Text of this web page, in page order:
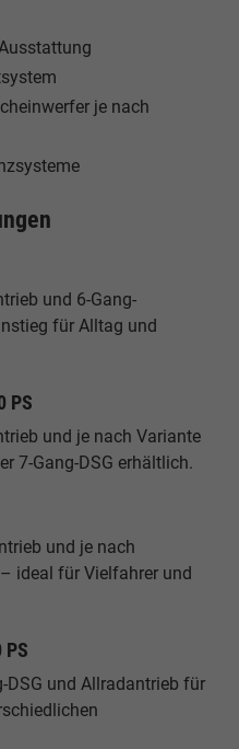
je nach
und 6-Gang-
für Alltag und
PS
und je nach Variante
7-Gang-DSG erhältlich.
und je nach
ideal für Vielfahrer und
PS
DSG und Allradantrieb für